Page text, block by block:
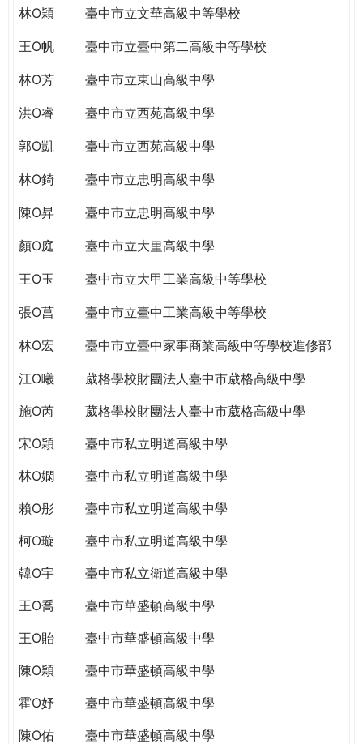
TOMORROW
YOU
ON
PATH
GLOBAL
CITIZENSHIP
林O穎 臺中市立文華高級中等學校
王O帆 臺中市立臺中第二高級中等學校
林O芳 臺中市立東山高級中學
洪O睿 臺中市立西苑高級中學
郭O凱 臺中市立西苑高級中學
林O錡 臺中市立忠明高級中學
陳O昇 臺中市立忠明高級中學
顏O庭 臺中市立大里高級中學
王O玉 臺中市立大甲工業高級中等學校
張O菖 臺中市立臺中工業高級中等學校
林O宏 臺中市立臺中家事商業高級中等學校進修部
江O曦
葳格學校財團法人臺中市葳格高級中學
施O芮
葳格學校財團法人臺中市葳格高級中學
宋O穎
臺中市私立明道高級中學
林O嫻
臺中市私立明道高級中學
賴O彤
臺中市私立明道高級中學
柯O璇
臺中市私立明道高級中學
韓O宇
臺中市私立衛道高級中學
王O喬
臺中市華盛頓高級中學
王O貽
臺中市華盛頓高級中學
陳O穎
臺中市華盛頓高級中學
霍O妤
臺中市華盛頓高級中學
陳O佑
臺中市華盛頓高級中學